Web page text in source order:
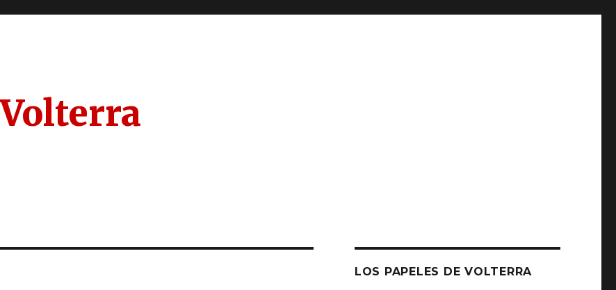
LOS PAPELES DE VOLTERRA